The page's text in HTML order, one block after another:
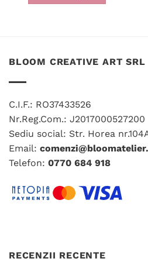
BLOOM CREATIVE ART SRL
C.I.F.: RO37433526
Nr.Reg.Com.: J2017000527200
Sediu social: Str. Horea
Email:
Telefon: 0770 684 918
RECENZII RECENTE